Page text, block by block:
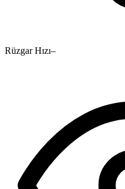
Rüzgar Hızı–